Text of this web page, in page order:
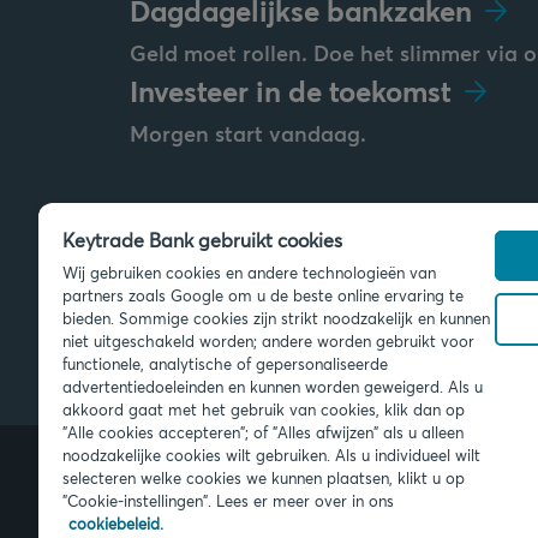
Dagdagelijkse bankzaken
Geld moet rollen. Doe het slimmer via
Investeer in de toekomst
Morgen start vandaag.
Stuur ons een bericht
info@keytradebank.com
© 2026 Keytrade Bank, Belgisch
Keytrade Bank gebruikt cookies
Wij gebruiken cookies en andere technologieën van
partners zoals Google om u de beste online ervaring te
bieden. Sommige cookies zijn strikt noodzakelijk en kunnen
niet uitgeschakeld worden; andere worden gebruikt voor
functionele, analytische of gepersonaliseerde
advertentiedoeleinden en kunnen worden geweigerd. Als u
akkoord gaat met het gebruik van cookies, klik dan op
"Alle cookies accepteren"; of "Alles afwijzen" als u alleen
noodzakelijke cookies wilt gebruiken. Als u individueel wilt
selecteren welke cookies we kunnen plaatsen, klikt u op
"Cookie-instellingen". Lees er meer over in ons
cookiebeleid.